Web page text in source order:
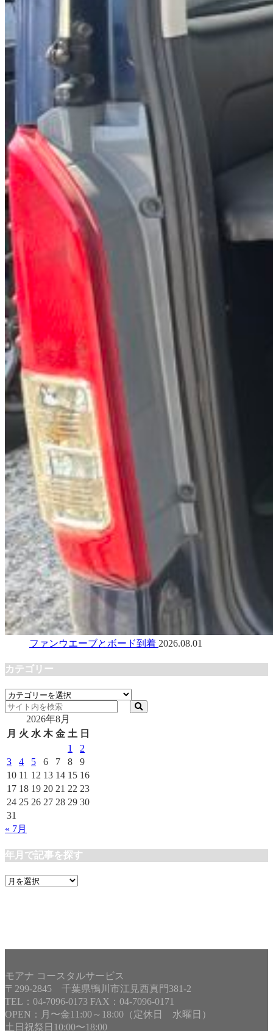
ファンウエーブとボード到着 2026.08.01
カテゴリー
カ
テ
リ
2026年8月
月 火 水 木 金 土 日
1
2
3
4 5 6 7 8
9
10 11 12 13 14 15 16
17 18 19 20 21 22 23
24 25 26 27 28 29 30
31
« 7月
年月で記事を探す
年
モアナ コースタルサービス
〒299-2845 千葉県鴨川市江見西真門381-2
TEL：04-7096-0173 FAX：04-7096-0171
OPEN：月〜金11:00～18:00（定休日 水曜日）
土日祝祭日10:00〜18:00